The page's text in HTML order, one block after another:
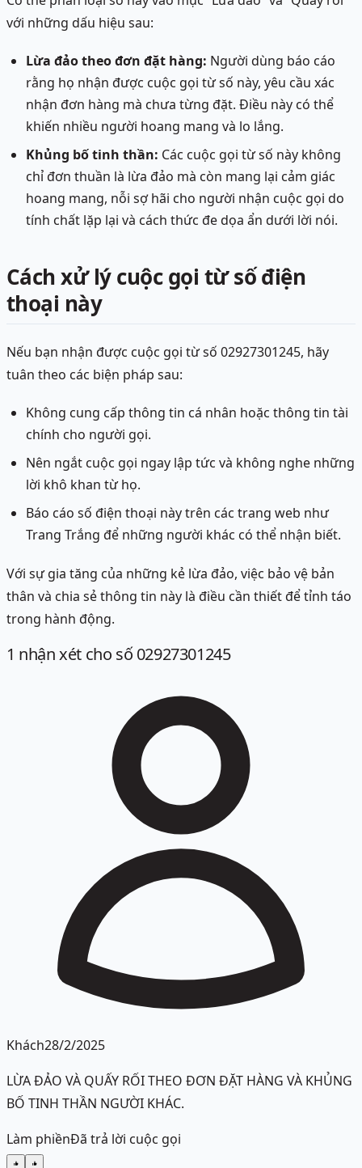
với những dấu hiệu sau:
Lừa đảo theo đơn đặt hàng: Người dùng báo cáo
rằng họ nhận được cuộc gọi từ số này, yêu cầu xác
nhận đơn hàng mà chưa từng đặt. Điều này có thể
khiến nhiều người hoang mang và lo lắng.
Khủng bố tinh thần: Các cuộc gọi từ số này không
chỉ đơn thuần là lừa đảo mà còn mang lại cảm giác
hoang mang, nỗi sợ hãi cho người nhận cuộc gọi do
tính chất lặp lại và cách thức đe dọa ẩn dưới lời nói.
Cách xử lý cuộc gọi từ số điện
thoại này
Nếu bạn nhận được cuộc gọi từ số 02927301245, hãy
tuân theo các biện pháp sau:
Không cung cấp thông tin cá nhân hoặc thông tin tài
chính cho người gọi.
Nên ngắt cuộc gọi ngay lập tức và không nghe những
lời khô khan từ họ.
Báo cáo số điện thoại này trên các trang web như
Trang Trắng để những người khác có thể nhận biết.
Với sự gia tăng của những kẻ lừa đảo, việc bảo vệ bản
thân và chia sẻ thông tin này là điều cần thiết để tỉnh táo
trong hành động.
1 nhận xét cho số 02927301245
Khách28/2/2025
LỪA ĐẢO VÀ QUẤY RỐI THEO ĐƠN ĐẶT HÀNG VÀ KHỦNG
BỐ TINH THẦN NGƯỜI KHÁC.
Làm phiềnĐã trả lời cuộc gọi